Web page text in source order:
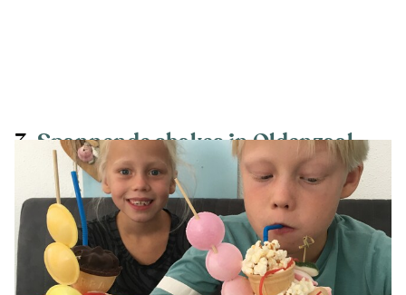
3.Spannende shakes in Oldenzaal